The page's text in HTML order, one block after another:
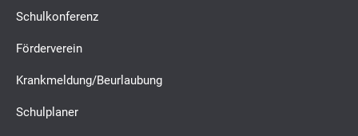
Schulkonferenz
Förderverein
Krankmeldung/Beurlaubung
Schulplaner